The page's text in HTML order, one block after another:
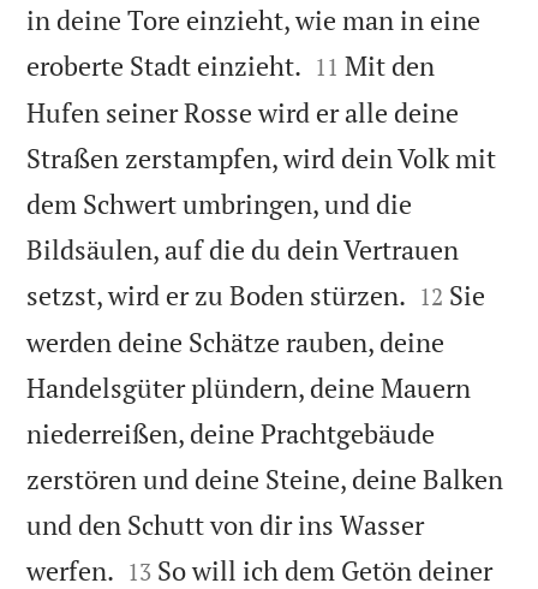
in deine Tore einzieht, wie man in eine
eroberte Stadt einzieht. 

11 Mit den
Hufen seiner Rosse wird er alle deine
Straßen zerstampfen, wird dein Volk mit
dem Schwert umbringen, und die
Bildsäulen, auf die du dein Vertrauen
setzst, wird er zu Boden stürzen. 

12 Sie
werden deine Schätze rauben, deine
Handelsgüter plündern, deine Mauern
niederreißen, deine Prachtgebäude
zerstören und deine Steine, deine Balken
und den Schutt von dir ins Wasser
werfen. 

13 So will ich dem Getön deiner